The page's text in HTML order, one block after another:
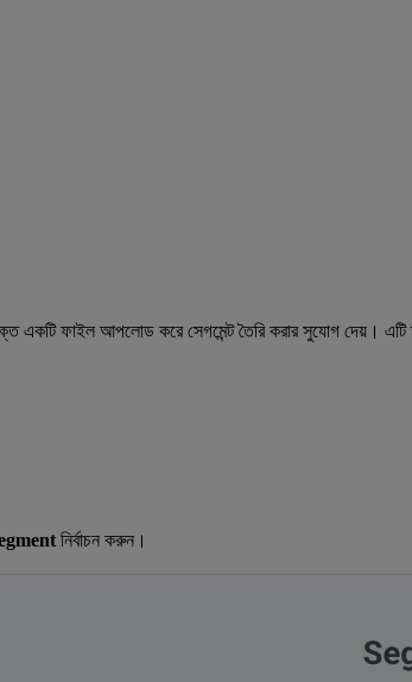
একটি ফাইল আপলোড করে সেগমেন্ট তৈরি করার সুযোগ দেয়। এটি
নির্বাচন করুন।